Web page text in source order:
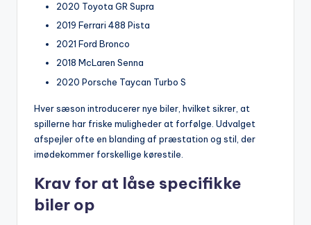
2020 Toyota GR Supra
2019 Ferrari 488 Pista
2021 Ford Bronco
2018 McLaren Senna
2020 Porsche Taycan Turbo S
Hver sæson introducerer nye biler, hvilket sikrer, at
spillerne har friske muligheder at forfølge. Udvalget
afspejler ofte en blanding af præstation og stil, der
imødekommer forskellige kørestile.
Krav for at låse specifikke
biler op